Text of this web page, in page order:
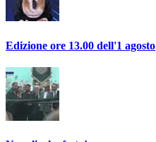
Edizione ore 13.00 dell'1 agosto